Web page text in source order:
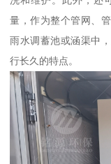
量，作为整个管网、
雨水调蓄池或涵渠中
行长久的特点。